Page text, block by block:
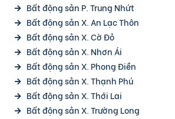
Bất động sản P. Trung Nhứt
Bất động sản X. An Lạc Thôn
Bất động sản X. Cờ Đỏ
Bất động sản X. Nhơn Ái
Bất động sản X. Phong Điền
Bất động sản X. Thạnh Phú
Bất động sản X. Thới Lai
Bất động sản X. Trường Long